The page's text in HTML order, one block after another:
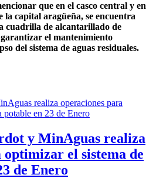
que en el casco central y en
la capital aragüeña, se encuentra
cuadrilla de alcantarillado de
el mantenimiento
del sistema de aguas residuales.
y MinAguas realiza
optimizar el sistema de
de Enero